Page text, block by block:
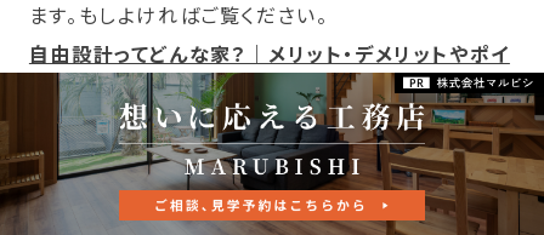
ます。もしよければご覧ください。
自由設計ってどんな家？｜メリット・デメリットやポイ
ントまで紹介
次の記事へ